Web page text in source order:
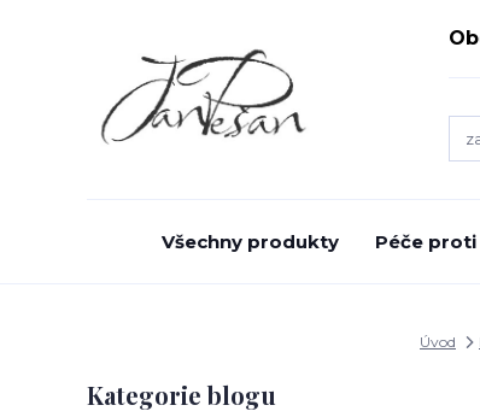
Všechny produkty Péče
Úvod
Kategorie blogu